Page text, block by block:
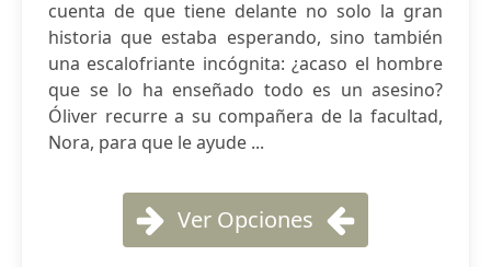
cuenta de que tiene delante no solo la gran
historia que estaba esperando, sino también
una escalofriante incógnita: ¿acaso el hombre
que se lo ha enseñado todo es un asesino?
Óliver recurre a su compañera de la facultad,
Nora, para que le ayude ...
Ver Opciones